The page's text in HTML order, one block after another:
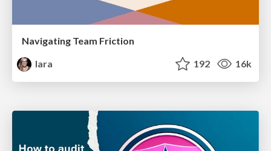
Navigating Team Friction
lara
192 16k